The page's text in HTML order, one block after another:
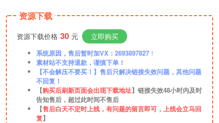
资源下载
资源下载价格 30 元 立即购买
系统原因，售后暂时加VX：2693897827 ！
素材站不支持退款，谨慎下单！
【不会解压不要买！】售后只解决链接失效问题，其他问题
不回复！
【购买后刷新页面会出现下载地址】链接失效48小时内及时
告知售后，超过此时间不售后
【售后白天不定时上线，有问题的留言即可，上线会立马回
复】